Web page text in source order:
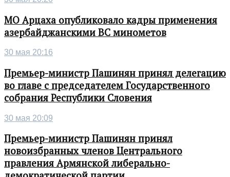
МО Арцаха опубликовало кадры применения
азербайджанскими ВС минометов
30 мая 20:16
Премьер-министр Пашинян принял делегацию
во главе с председателем Государственного
собрания Республики Словения
30 мая 20:09
Премьер-министр Пашинян принял
новоизбранных членов Центрального
правления Армянской либерально-